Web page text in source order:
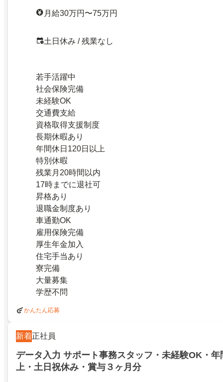
月給30万円〜75万円
土日休み / 残業なし
若手活躍中
社会保険完備
未経験OK
交通費支給
資格取得支援制度
長期休暇あり
年間休日120日以上
特別休暇
残業月20時間以内
17時までに退社可
昇格あり
退職金制度あり
車通勤OK
雇用保険完備
厚生年金加入
住宅手当あり
寮完備
大量募集
学歴不問
かんたん応募
新着正社員
データ入力 サポート事務スタッフ・未経験OK・年
上・土日祝休み・賞与３ヶ月分